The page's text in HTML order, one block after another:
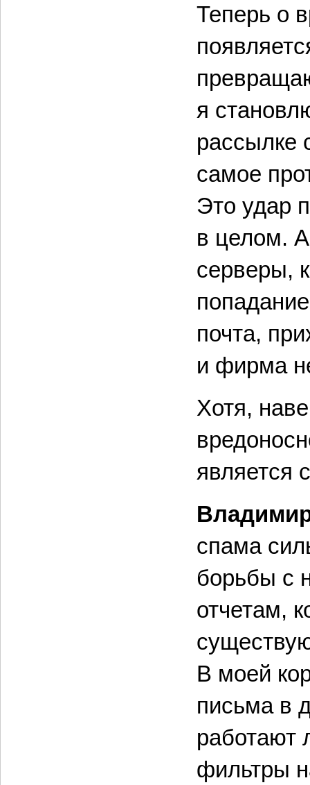
Теперь о
я
рассылке
самое
Это удар
в целом.
серверы,
почта,
и фирма
Хотя,
является
спама
борьбы с
отчетам,
В моей
письма в
работают
фильтры